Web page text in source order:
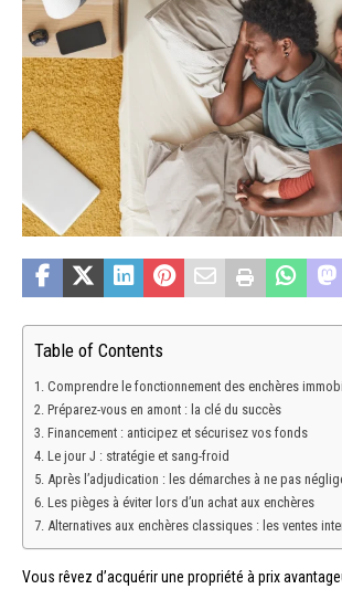
Table of Contents
Comprendre le fonctionnement des enchères
Préparez-vous en amont : la clé du succès
Financement : anticipez et sécurisez vos fonds
Le jour J : stratégie et sang-froid
Après l’adjudication : les démarches à ne pas
Les pièges à éviter lors d’un achat aux enchères
Alternatives aux enchères classiques : les ventes
Vous rêvez d’acquérir une propriété à prix